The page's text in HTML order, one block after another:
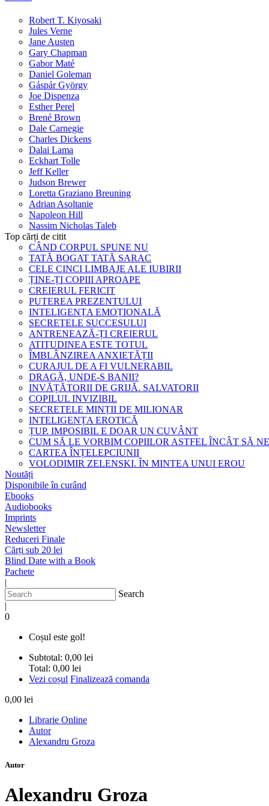
Robert T. Kiyosaki
Jules Verne
Jane Austen
Gary Chapman
Gabor Maté
Daniel Goleman
Gáspár György
Joe Dispenza
Esther Perel
Brené Brown
Dale Carnegie
Charles Dickens
Dalai Lama
Eckhart Tolle
Jeff Keller
Judson Brewer
Loretta Graziano Breuning
Adrian Asoltanie
Napoleon Hill
Nassim Nicholas Taleb
Top cărți de citit
CÂND CORPUL SPUNE NU
TATĂ BOGAT TATĂ SARAC
CELE CINCI LIMBAJE ALE IUBIRII
ȚINE-ȚI COPIII APROAPE
CREIERUL FERICIT
PUTEREA PREZENTULUI
INTELIGENȚA EMOȚIONALĂ
SECRETELE SUCCESULUI
ANTRENEAZĂ-ȚI CREIERUL
ATITUDINEA ESTE TOTUL
ÎMBLÂNZIREA ANXIETĂȚII
CURAJUL DE A FI VULNERABIL
DRAGĂ, UNDE-S BANII?
INVĂȚĂTORII DE GRIJĂ. SALVATORII
COPILUL INVIZIBIL
SECRETELE MINȚII DE MILIONAR
INTELIGENȚA EROTICĂ
ȚUP. IMPOSIBIL E DOAR UN CUVÂNT
CUM SĂ LE VORBIM COPIILOR ASTFEL ÎNCÂT SĂ
CARTEA ÎNȚELEPCIUNII
VOLODIMIR ZELENSKI. ÎN MINTEA UNUI EROU
Noutăți
Disponibile în curând
Ebooks
Audiobooks
Imprints
Newsletter
Reduceri Finale
Cărți sub 20 lei
Blind Date with a Book
Pachete
|
Search
|
0
Coșul este gol!
Subtotal: 0,00 lei
Total: 0,00 lei
Vezi coșul Finalizează comanda
0,00 lei
Librarie Online
Autor
Alexandru Groza
Autor
Alexandru Groza